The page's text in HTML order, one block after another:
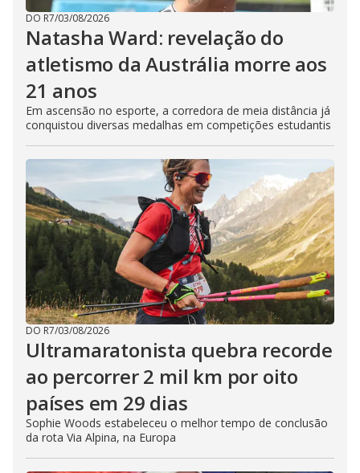
DO R7/03/08/2026
Natasha Ward: revelação do
atletismo da Austrália morre aos
21 anos
Em ascensão no esporte, a corredora de meia distância já
conquistou diversas medalhas em competições estudantis
DO R7/03/08/2026
Ultramaratonista quebra recorde
ao percorrer 2 mil km por oito
países em 29 dias
Sophie Woods estabeleceu o melhor tempo de conclusão
da rota Via Alpina, na Europa